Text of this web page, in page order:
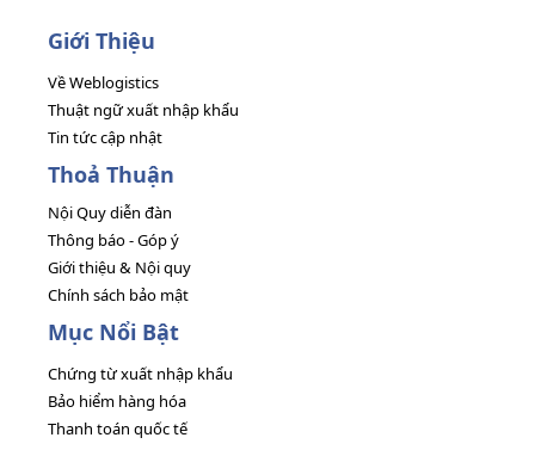
Giới Thiệu
Về Weblogistics
Thuật ngữ xuất nhập khẩu
Tin tức cập nhật
Thoả Thuận
Nội Quy diễn đàn
Thông báo - Góp ý
Giới thiệu & Nội quy
Chính sách bảo mật
Mục Nổi Bật
Chứng từ xuất nhập khẩu
Bảo hiểm hàng hóa
Thanh toán quốc tế